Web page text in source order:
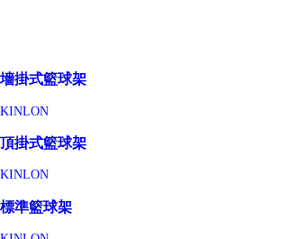
墻掛式籃球架
KINLON
頂掛式籃球架
KINLON
標準籃球架